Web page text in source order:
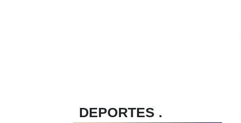
DEPORTES .